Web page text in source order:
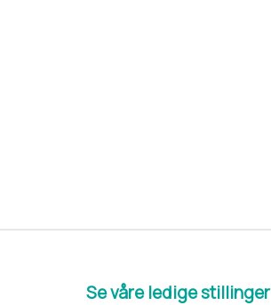
Se våre ledige stillinger